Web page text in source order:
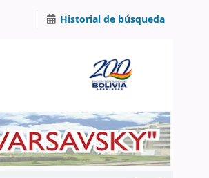
Historial de búsqueda